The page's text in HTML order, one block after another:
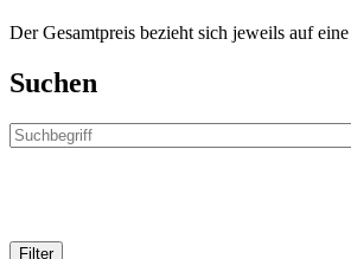
Der Gesamtpreis bezieht sich jeweils auf
Suchen